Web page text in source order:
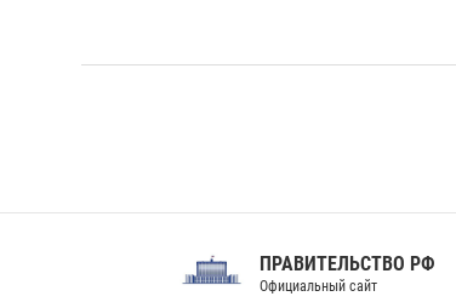
ПРАВИТЕЛЬСТВО РФ
Официальный сайт